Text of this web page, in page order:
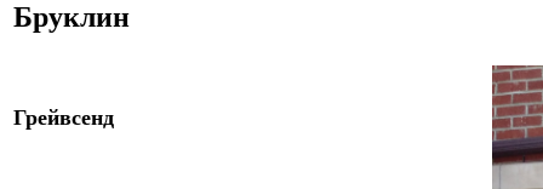
Бруклин
Грейвсенд